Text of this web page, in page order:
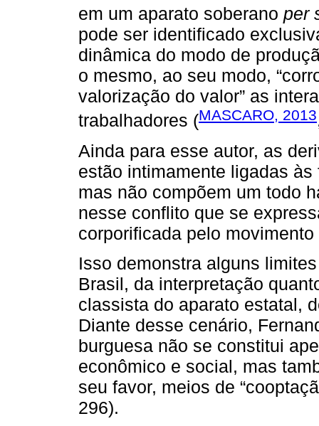
em um aparato soberano per
pode ser identificado
dinâmica do modo de
o mesmo, ao seu modo,
valorização do valor” as
trabalhadores (MASCARO, 2013
Ainda para esse autor, as
estão intimamente ligadas
mas não compõem um todo
nesse conflito que se
corporificada pelo
Isso demonstra alguns
Brasil, da interpretação
classista do aparato estatal,
Diante desse cenário,
burguesa não se constitui
econômico e social, mas
seu favor, meios de
296).